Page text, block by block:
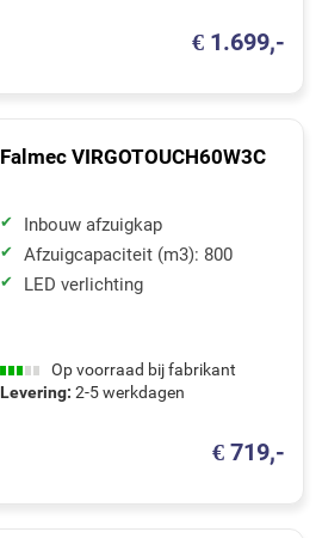
€ 1.699,-
Falmec VIRGOTOUCH60W3C
Inbouw afzuigkap
Afzuigcapaciteit (m3): 800
LED verlichting
Op voorraad bij fabrikant
Levering: 2-5 werkdagen
€ 719,-